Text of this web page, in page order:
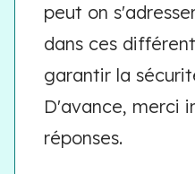
peut on
dans ces
garantir la
D'avance, merci
réponses.